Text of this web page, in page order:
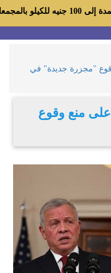
"مجزرة جديدة" في
على منع وقوع